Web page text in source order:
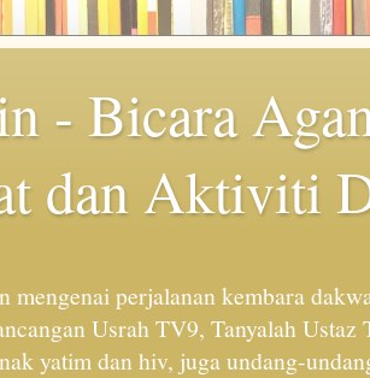
- Bicara
dan Aktiviti
mengenai perjalanan kembara
Usrah TV9, Tanyalah
yatim dan hiv, juga undang-